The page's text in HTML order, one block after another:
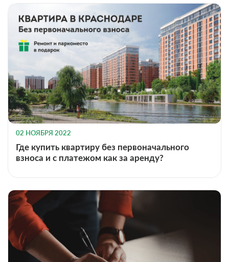
02 НОЯБРЯ 2022
Где купить квартиру без первоначального
взноса и с платежом как за аренду?